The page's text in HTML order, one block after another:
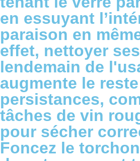
en essuyant
paraison en
effet, nettoyer
lendemain de
augmente le
persistances,
tâches de vin
pour sécher
Foncez le